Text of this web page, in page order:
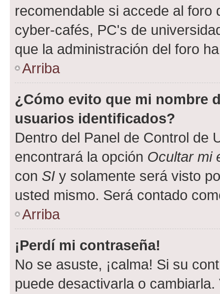
recomendable si accede al foro
cyber-cafés, PC's de
que la administración del foro
Arriba
¿Cómo evito que mi nombre
usuarios identificados?
Dentro del Panel de Control de
encontrará la opción Ocultar mi
con SI y solamente será visto
usted mismo. Será contado
Arriba
¡Perdí mi contraseña!
No se asuste, ¡calma! Si su
puede desactivarla o